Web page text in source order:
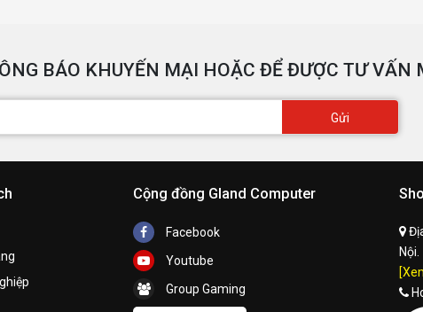
BÁO KHUYẾN MẠI HOẶC ĐỂ ĐƯỢC TƯ VẤN
Gửi
Cộng đồng Gland Computer
Facebook
Youtube
Group Gaming
Nội.